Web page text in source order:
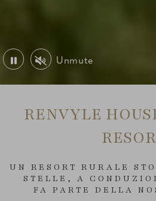
Play or Pause Video
Mute or Unmute Video
Unmute
RENVYLE
UN RESORT RURALE
STELLE, A
FA PARTE DELLA